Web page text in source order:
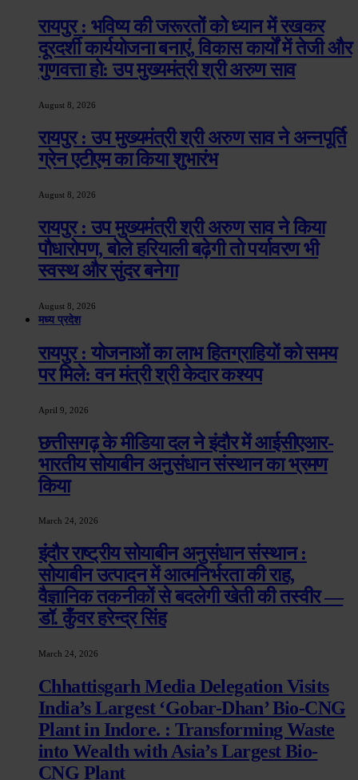
रायपुर : भविष्य की जरूरतों को ध्यान में रखकर
दूरदर्शी कार्ययोजना बनाएं, विकास कार्यों में तेजी और
गुणवत्ता हो: उप मुख्यमंत्री श्री अरुण साव
August 8, 2026
रायपुर : उप मुख्यमंत्री श्री अरुण साव ने अन्नपूर्ति
ग्रेन एटीएम का किया शुभारंभ
August 8, 2026
रायपुर : उप मुख्यमंत्री श्री अरुण साव ने किया
पौधारोपण, बोले हरियाली बढ़ेगी तो पर्यावरण भी
स्वस्थ और सुंदर बनेगा
August 8, 2026
मध्य प्रदेश
रायपुर : योजनाओं का लाभ हितग्राहियों को समय
पर मिले: वन मंत्री श्री केदार कश्यप
April 9, 2026
छत्तीसगढ़ के मीडिया दल ने इंदौर में आईसीएआर-
भारतीय सोयाबीन अनुसंधान संस्थान का भ्रमण
किया
March 24, 2026
इंदौर राष्ट्रीय सोयाबीन अनुसंधान संस्थान :
सोयाबीन उत्पादन में आत्मनिर्भरता की राह,
वैज्ञानिक तकनीकों से बदलेगी खेती की तस्वीर —
डॉ. कुँवर हरेन्द्र सिंह
March 24, 2026
Chhattisgarh Media Delegation Visits
India’s Largest ‘Gobar-Dhan’ Bio-CNG
Plant in Indore. : Transforming Waste
into Wealth with Asia’s Largest Bio-
CNG Plant